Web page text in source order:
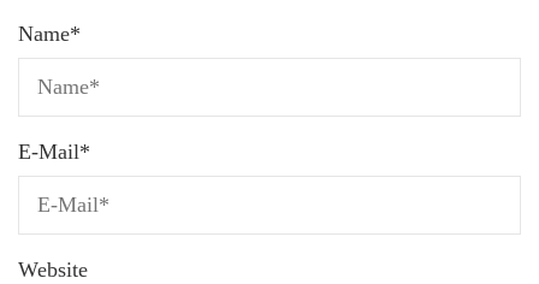
Name*
E-Mail*
Website